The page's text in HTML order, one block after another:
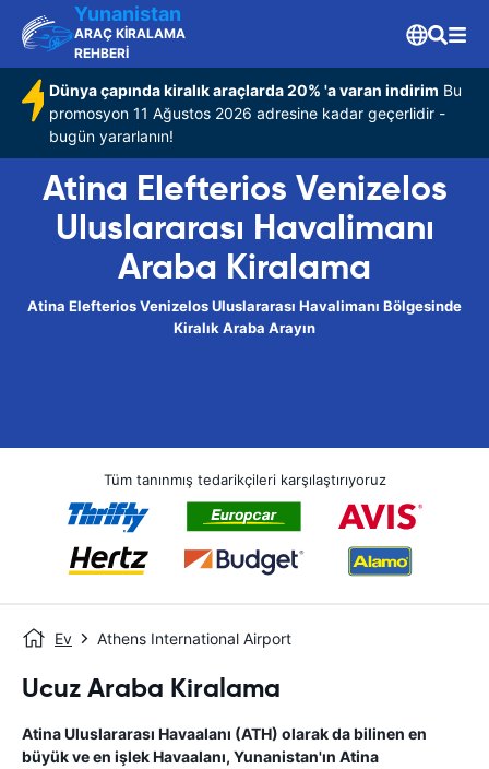
Yunanistan
ARAÇ KİRALAMA
REHBERİ
Dünya çapında kiralık araçlarda 20% 'a varan indirim Bu
promosyon 11 Ağustos 2026 adresine kadar geçerlidir -
bugün yararlanın!
Atina Elefterios Venizelos
Uluslararası Havalimanı
Araba Kiralama
Atina Elefterios Venizelos Uluslararası Havalimanı Bölgesinde
Kiralık Araba Arayın
Tüm tanınmış tedarikçileri karşılaştırıyoruz
Ev Athens International Airport
Ucuz Araba Kiralama
Atina Uluslararası Havaalanı (ATH) olarak da bilinen en
büyük ve en işlek Havaalanı, Yunanistan'ın Atina